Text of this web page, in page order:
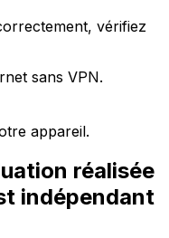
vérifiez
sans VPN.
appareil.
réalisée
indépendant